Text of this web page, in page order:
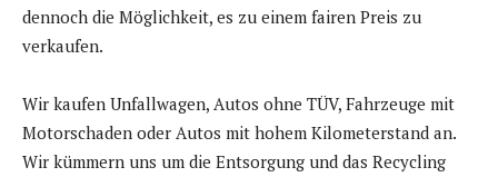
dennoch die Möglichkeit, es zu einem fairen Preis zu
verkaufen.
Wir kaufen Unfallwagen, Autos ohne TÜV, Fahrzeuge mit
Motorschaden oder Autos mit hohem Kilometerstand an.
Wir kümmern uns um die Entsorgung und das Recycling